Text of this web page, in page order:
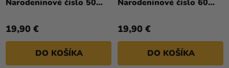
Narodeninové číslo 50
19,90 €
DO KOŠÍKA
Narodeninové číslo 60
19,90 €
DO KOŠÍKA